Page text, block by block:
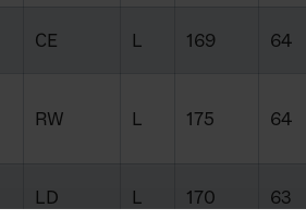
CE L 169 64
RW L 175 64
LD L 170 63